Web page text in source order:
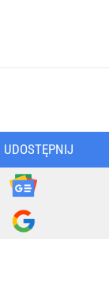
UDOSTĘPNIJ